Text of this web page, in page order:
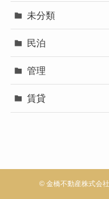
未分類
民泊
管理
賃貸
© 金橋不動産株式会